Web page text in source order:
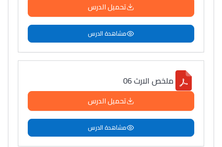
تحميل الدرس
مشاهدة الدرس
ملخص الارث 06
تحميل الدرس
مشاهدة الدرس